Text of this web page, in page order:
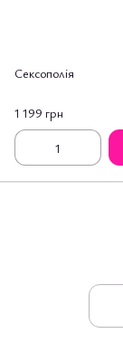
Сексополія
1 199 грн